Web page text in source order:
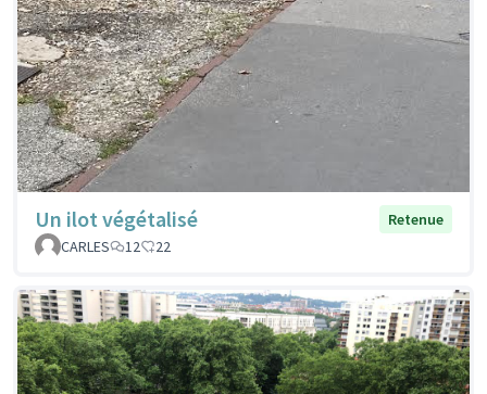
Un ilot végétalisé
Retenue
CARLES
12 22